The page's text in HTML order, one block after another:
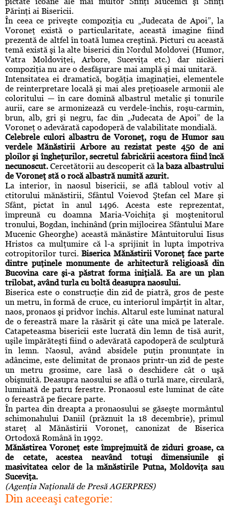
Părinţi ai Bisericii.
În ceea ce priveşte compoziţia cu „Judecata de Apoi”, la
Voroneţ există o particularitate, această imagine fiind
prezentă de altfel în toată lumea creştină. Picturi cu această
temă există şi la alte biserici din Nordul Moldovei (Humor,
Vatra Moldoviţei, Arbore, Suceviţa etc.) dar nicăieri
compoziţia nu are o desfăşurare mai amplă şi mai unitară.
Intensitatea ei dramatică, bogăţia imaginaţiei, elementele
de reinterpretare locală şi mai ales preţioasele armonii ale
coloritului — în care domină albastrul metalic şi tonurile
aurii, care se armonizează cu verdele-închis, roşu-carmin,
brun, alb, gri şi negru, fac din „Judecata de Apoi” de la
Voroneţ o adevărată capodoperă de valabilitate mondială.
Celebrele culori albastru de Voroneţ, roşu de Humor sau
verdele Mănăstirii Arbore au rezistat peste 450 de ani
ploilor şi îngheţurilor, secretul fabricării acestora fiind încă
necunoscut. Cercetătorii au descoperit că la baza albastrului
de Voroneţ stă o rocă albastră numită azurit.
La interior, în naosul bisericii, se află tabloul votiv al
ctitorului mănăstirii, Sfântul Voievod Ştefan cel Mare şi
Sfânt, pictat în anul 1496. Acesta este reprezentat,
împreună cu doamna Maria-Voichiţa şi moştenitorul
tronului, Bogdan, închinând (prin mijlocirea Sfântului Mare
Mucenic Gheorghe) această mănăstire Mântuitorului Iisus
Hristos ca mulţumire că l-a sprijinit în lupta împotriva
cotropitorilor turci.Biserica Mănăstirii Voroneţ face parte
dintre puţinele monumente de arhitectură religioasă din
Bucovina care şi-a păstrat forma iniţială. Ea are un plan
trilobat, având turla cu boltă deasupra naosului.
Biserica este o construcţie din zid de piatră, gros de peste
un metru, în formă de cruce, cu interiorul împărţit în altar,
naos, pronaos şi pridvor închis. Altarul este luminat natural
de o fereastră mare la răsărit şi câte una mică pe laterale.
Catapeteasma bisericii este lucrată din lemn de tisă aurit,
uşile împărăteşti fiind o adevărată capodoperă de sculptură
în lemn. Naosul, având absidele puţin pronunţate în
adâncime, este delimitat de pronaos printr-un zid de peste
un metru grosime, care lasă o deschidere cât o uşă
obişnuită. Deasupra naosului se află o turlă mare, circulară,
luminată de patru ferestre. Pronaosul este luminat de câte
o fereastră pe fiecare parte.
În partea din dreapta a pronaosului se găseşte mormântul
schimonahului Daniil (prăznuit la 18 decembrie), primul
stareţ al Mănăstirii Voroneţ, canonizat de Biserica
Ortodoxă Română în 1992.
Mănăstirea Voroneţ este împrejmuită de ziduri groase, ca
de cetate, acestea neavând totuşi dimensiunile şi
masivitatea celor de la mănăstirile Putna, Moldoviţa sau
Suceviţa.
(Agenţia Naţională de Presă AGERPRES)
Din aceeaşi categorie: